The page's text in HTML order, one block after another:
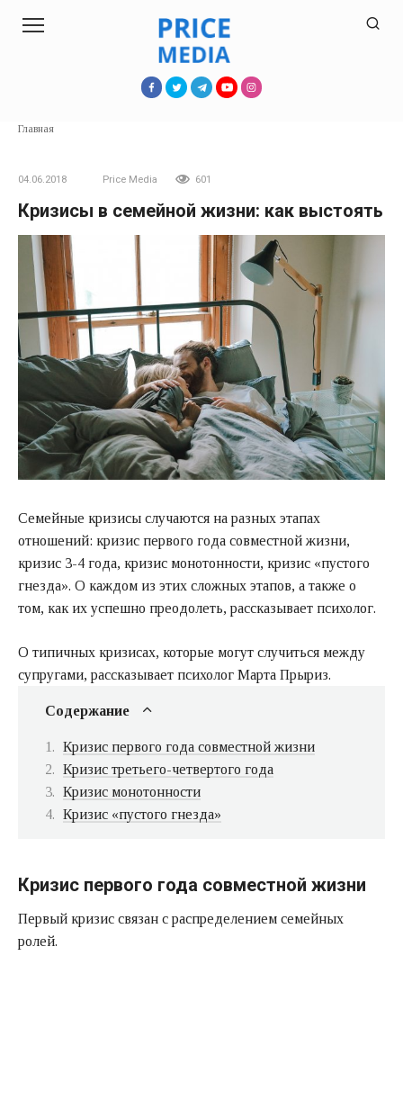
Главная
04.06.2018 Price Media 601
Кризисы в семейной жизни: как выстоять
Семейные кризисы случаются на разных этапах
отношений: кризис первого года совместной жизни,
кризис 3-4 года, кризис монотонности, кризис «пустого
гнезда». О каждом из этих сложных этапов, а также о
том, как их успешно преодолеть, рассказывает психолог.
О типичных кризисах, которые могут случиться между
супругами, рассказывает психолог Марта Прыриз.
Содержание
Кризис первого года совместной жизни
Кризис третьего-четвертого года
Кризис монотонности
Кризис «пустого гнезда»
Кризис первого года совместной жизни
Первый кризис связан с распределением семейных
ролей.